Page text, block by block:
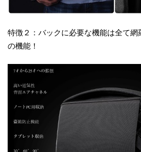
特徴２：バックに必要な機能は全て網
の機能！